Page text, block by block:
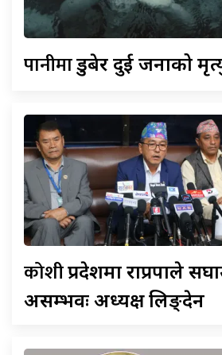
पानीमाडुबेर दुई जनाको
कोशीप्रदेशमा राप्रपाले
असम्भवः अध्यक्ष लिङ्देन